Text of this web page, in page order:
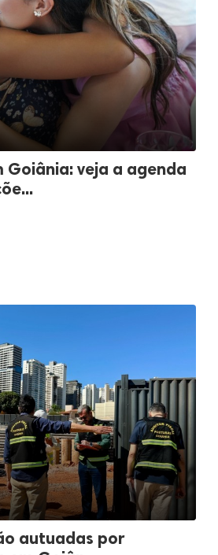
Goiânia: veja a agenda
autuadas por